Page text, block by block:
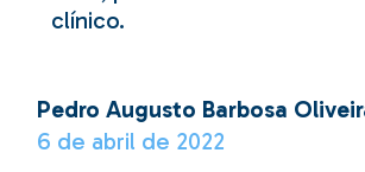
clínico.
Pedro Augusto Barbosa
6 de abril de 2022